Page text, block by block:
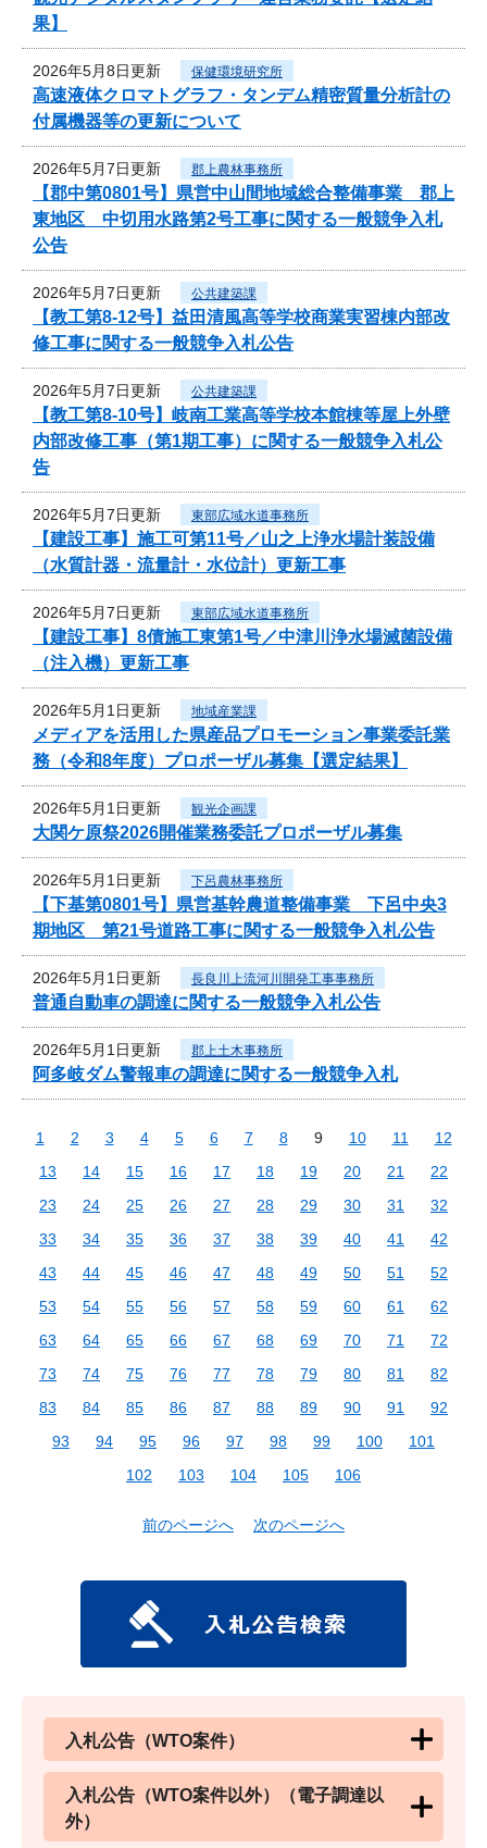
果】
2026年5月8日更新 保健環境研究所
高速液体クロマトグラフ・タンデム精密質量分析計の
付属機器等の更新について
2026年5月7日更新 郡上農林事務所
【郡中第0801号】県営中山間地域総合整備事業 郡上
東地区 中切用水路第2号工事に関する一般競争入札
公告
2026年5月7日更新 公共建築課
【教工第8-12号】益田清風高等学校商業実習棟内部改
修工事に関する一般競争入札公告
2026年5月7日更新 公共建築課
【教工第8-10号】岐南工業高等学校本館棟等屋上外壁
内部改修工事（第1期工事）に関する一般競争入札公
告
2026年5月7日更新 東部広域水道事務所
【建設工事】施工可第11号／山之上浄水場計装設備
（水質計器・流量計・水位計）更新工事
2026年5月7日更新 東部広域水道事務所
【建設工事】8債施工東第1号／中津川浄水場滅菌設備
（注入機）更新工事
2026年5月1日更新 地域産業課
メディアを活用した県産品プロモーション事業委託業
務（令和8年度）プロポーザル募集【選定結果】
2026年5月1日更新 観光企画課
大関ケ原祭2026開催業務委託プロポーザル募集
2026年5月1日更新 下呂農林事務所
【下基第0801号】県営基幹農道整備事業 下呂中央3
期地区 第21号道路工事に関する一般競争入札公告
2026年5月1日更新 長良川上流河川開発工事事務所
普通自動車の調達に関する一般競争入札公告
2026年5月1日更新 郡上土木事務所
阿多岐ダム警報車の調達に関する一般競争入札
1 2 3 4 5 6 7 8 9 10 11
12
13
14 15 16 17 18 19 20 21
22
23
24 25 26 27 28 29 30 31
32
33
34 35 36 37 38 39 40 41
42
43
44 45 46 47 48 49 50 51
52
53
54 55 56 57 58 59 60 61
62
63
64 65 66 67 68 69 70 71
72
73
74 75 76 77 78 79 80 81
82
83
84 85 86 87 88 89 90 91
92
93
94 95 96 97 98 99 100
101
102
103 104 105 106
前のページへ 次のページへ
入札公告（WTO案件）
入札公告（WTO案件以外）（電子調達以
外）